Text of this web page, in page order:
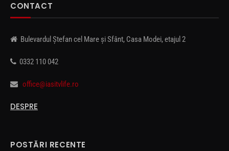
CONTACT
Bulevardul Ștefan cel Mare și Sfânt, Casa Modei, etajul 2
0332 110 042
office@iasitvlife.ro
DESPRE
POSTĂRI RECENTE